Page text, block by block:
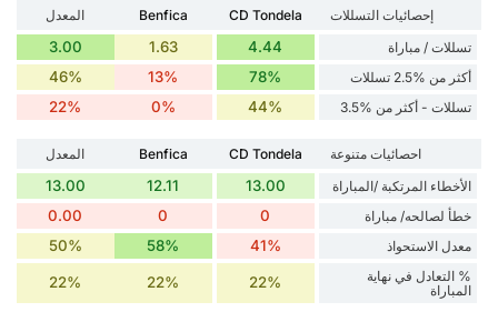
إحصائيات التسللات CD Tondela
Benfica
المعدل
تسللات / مباراة
4.44
1.63
3.00
أكثر من %2.5 تسللات 78%
13%
46%
تسللات - أكثر من %3.5 44%
0%
22%
احصائيات متنوعة CD Tondela
Benfica
المعدل
الأخطاء المرتكبة /المباراة
13.00
12.11
13.00
خطأ لصالحه/ مباراة 0
0
0.00
معدل الاستحواذ 41%
58%
50%
% التعادل في نهاية
المباراة
22%
22%
22%